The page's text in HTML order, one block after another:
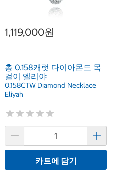
1,119,000원
총 0.158캐럿 다이아몬드 목
걸이 엘리야
0.158CTW Diamond Necklace
Eliyah
★★★★★
★★★★★
카트에 담기